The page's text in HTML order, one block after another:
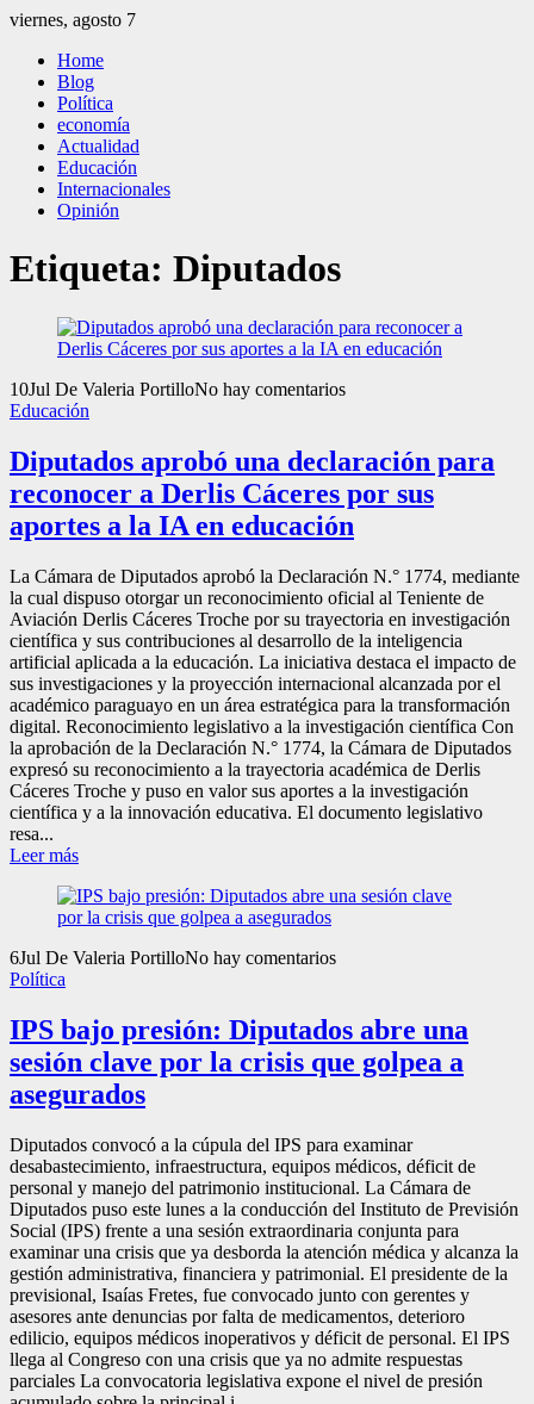
Saltar
contenido
viernes, agosto 7
El Independiente
El independiente Libre y Transparente
Home
Blog
Política
economía
Actualidad
Educación
Internacionales
Opinión
Etiqueta: Diputados
10Jul De Valeria PortilloNo hay comentarios
Educación
Diputados aprobó una declaración para
reconocer a Derlis Cáceres por sus
aportes a la IA en educación
La Cámara de Diputados aprobó la Declaración N.° 1774, mediante
la cual dispuso otorgar un reconocimiento oficial al Teniente de
Aviación Derlis Cáceres Troche por su trayectoria en investigación
científica y sus contribuciones al desarrollo de la inteligencia
artificial aplicada a la educación. La iniciativa destaca el impacto de
sus investigaciones y la proyección internacional alcanzada por el
académico paraguayo en un área estratégica para la transformación
digital. Reconocimiento legislativo a la investigación científica Con
la aprobación de la Declaración N.° 1774, la Cámara de Diputados
expresó su reconocimiento a la trayectoria académica de Derlis
Cáceres Troche y puso en valor sus aportes a la investigación
científica y a la innovación educativa. El documento legislativo
resa...
Leer más
6Jul De Valeria PortilloNo hay comentarios
Política
IPS bajo presión: Diputados abre una
sesión clave por la crisis que golpea a
asegurados
Diputados convocó a la cúpula del IPS para examinar
desabastecimiento, infraestructura, equipos médicos, déficit de
personal y manejo del patrimonio institucional. La Cámara de
Diputados puso este lunes a la conducción del Instituto de Previsión
Social (IPS) frente a una sesión extraordinaria conjunta para
examinar una crisis que ya desborda la atención médica y alcanza la
gestión administrativa, financiera y patrimonial. El presidente de la
previsional, Isaías Fretes, fue convocado junto con gerentes y
asesores ante denuncias por falta de medicamentos, deterioro
edilicio, equipos médicos inoperativos y déficit de personal. El IPS
llega al Congreso con una crisis que ya no admite respuestas
parciales La convocatoria legislativa expone el nivel de presión